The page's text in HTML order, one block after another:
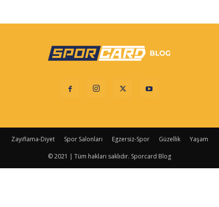
Zayıflama-Diyet Spor Salonları Egzersiz-Spor Güzellik Yaşam
© 2021 | Tüm hakları saklıdır. Sporcard Blog